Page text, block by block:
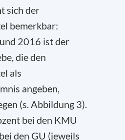
sich der
bemerkbar:
2016 ist der
die den
als
angeben,
(s. Abbildung 3).
bei den KMU
den GU (jeweils